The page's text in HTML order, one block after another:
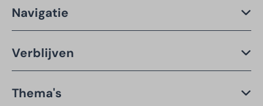
Navigatie
Verblijven
Thema's